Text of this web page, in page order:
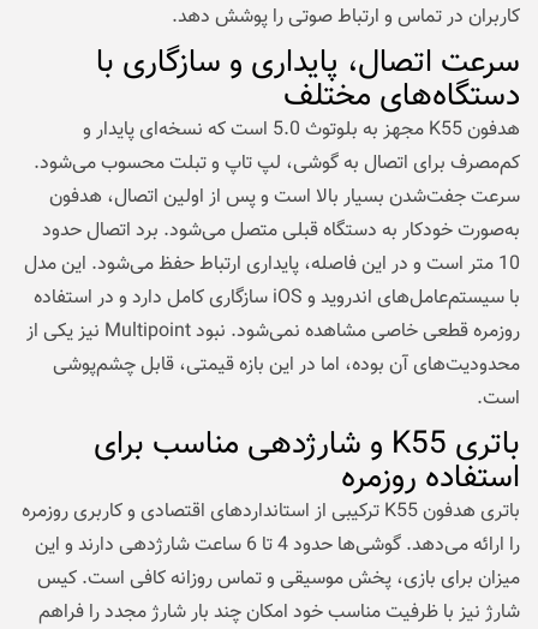
کاربران در تماس و ارتباط صوتی را پوشش دهد.
سرعت اتصال، پایداری و سازگاری با
دستگاه‌های مختلف
هدفون K55 مجهز به بلوتوث 5.0 است که نسخه‌ای پایدار و
کم‌مصرف برای اتصال به گوشی، لپ‌ تاپ و تبلت محسوب می‌شود.
سرعت جفت‌شدن بسیار بالا است و پس از اولین اتصال، هدفون
به‌صورت خودکار به دستگاه قبلی متصل می‌شود. برد اتصال حدود
10 متر است و در این فاصله، پایداری ارتباط حفظ می‌شود. این مدل
با سیستم‌عامل‌های اندروید و iOS سازگاری کامل دارد و در استفاده
روزمره قطعی خاصی مشاهده نمی‌شود. نبود Multipoint نیز یکی از
محدودیت‌های آن بوده، اما در این بازه قیمتی، قابل چشم‌پوشی
است.
باتری K55 و شارژدهی مناسب برای
استفاده روزمره
باتری هدفون K55 ترکیبی از استانداردهای اقتصادی و کاربری روزمره
را ارائه می‌دهد. گوشی‌ها حدود 4 تا 6 ساعت شارژدهی دارند و این
میزان برای بازی، پخش موسیقی و تماس روزانه کافی است. کیس
شارژ نیز با ظرفیت مناسب خود امکان چند بار شارژ مجدد را فراهم